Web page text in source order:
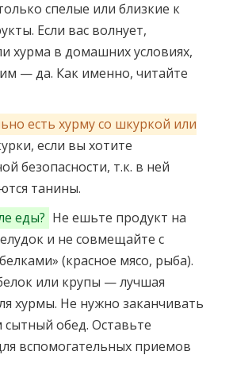
спелые или близкие к
Если вас волнует,
хурма в домашних условиях,
— да. Как именно, читайте
есть хурму со шкуркой или
если вы хотите
безопасности, т.к. в ней
танины.
еды? Не ешьте продукт на
и не совмещайте с
(красное мясо, рыба).
или крупы — лучшая
хурмы. Не нужно заканчивать
обед. Оставьте
вспомогательных приемов